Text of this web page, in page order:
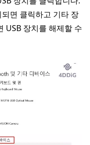
면 클릭하고 기타 장
USB 장치를 해제할 수